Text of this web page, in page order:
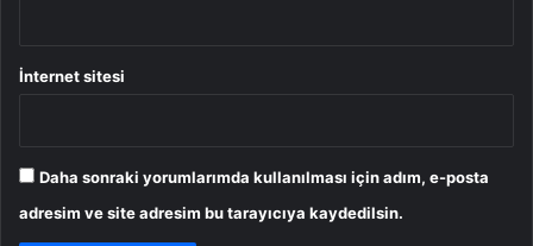
İnternet sitesi
Daha sonraki yorumlarımda kullanılması için adım, e-posta
adresim ve site adresim bu tarayıcıya kaydedilsin.